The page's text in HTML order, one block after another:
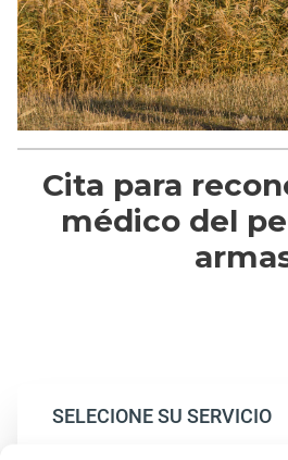
Cita para
médico del
SELECIONE SU SERVICIO